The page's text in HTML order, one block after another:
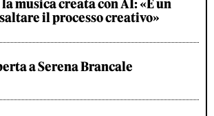
musica creata con AI: «È un
il processo creativo»
a Serena Brancale